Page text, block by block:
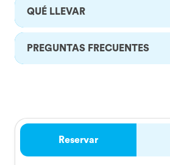
QUÉ LLEVAR
PREGUNTAS FRECUENTES
Reservar